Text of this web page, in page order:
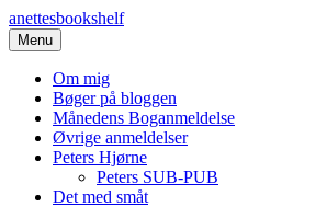
Skip
to
content
anettesbookshelf
Menu
Om mig
Bøger på bloggen
Månedens Boganmeldelse
Øvrige anmeldelser
Peters Hjørne
Peters SUB-PUB
Det med småt